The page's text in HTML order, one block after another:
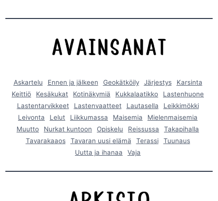
Askartelu Ennen ja jälkeen Geokätköily Järjestys
Karsinta
Keittiö
Kesäkukat Kotinäkymiä Kukkalaatikko
Lastenhuone
Lastentarvikkeet
Lastenvaatteet Lautasella
Leikkimökki
Leivonta
Lelut Liikkumassa Maisemia
Mielenmaisemia
Muutto
Nurkat kuntoon Opiskelu Reissussa
Takapihalla
Tavarakaaos
Tavaran uusi elämä Terassi
Tuunaus
Uutta ja ihanaa
Vaja